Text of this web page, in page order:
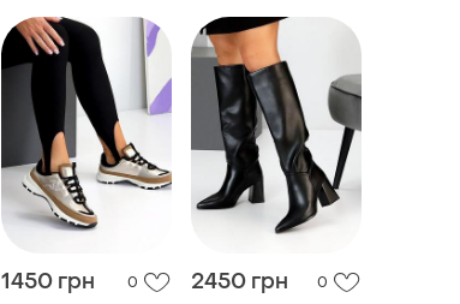
1450 грн 0 2450 грн 0